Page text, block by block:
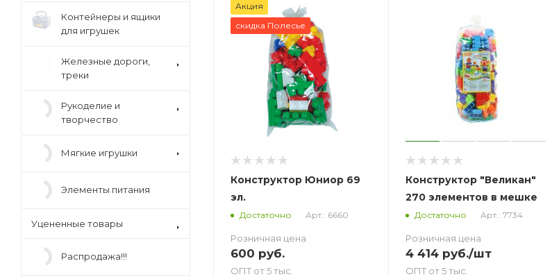
Акция
скидка Полесье
Конструктор Юниор 69
эл.
Достаточно Арт.: 6660
Розничная цена
600 руб.
ОПТ от 5 тыс.
Конструктор "Великан"
270 элементов в мешке
Достаточно Арт.: 7734
Розничная цена
4 414руб./шт
ОПТ от 5 тыс.
Контейнеры и ящики
для игрушек
Железные дороги,
треки
Рукоделие и
творчество
Мягкие игрушки
Элементы питания